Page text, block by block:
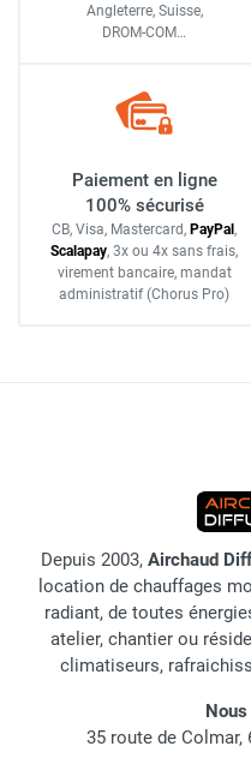
Angleterre, Suisse,
DROM-COM…
Paiement en ligne
100% sécurisé
CB, Visa, Mastercard, PayPal ,
Scalapay, 3x ou 4x sans frais,
virement bancaire, mandat
administratif (Chorus Pro)
Depuis 2003, Airchaud
location de chauffages
radiant, de toutes
atelier, chantier ou
climatiseurs,
35 route de Colmar,